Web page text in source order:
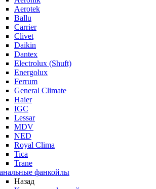
Aerotek
Ballu
Carrier
Clivet
Daikin
Dantex
Electrolux (Shuft)
Energolux
Ferrum
General Climate
Haier
IGC
Lessar
MDV
NED
Royal Clima
Tica
Trane
фанкойлы
Назад